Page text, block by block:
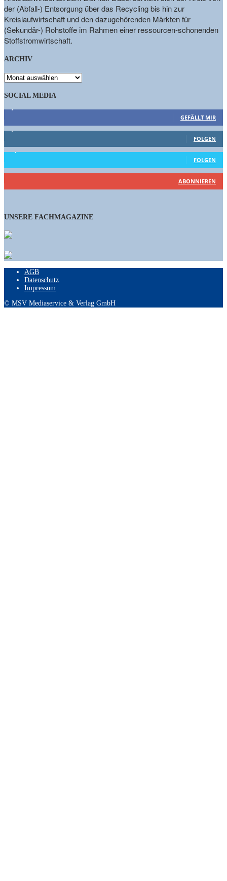
der (Abfall-) Entsorgung über das Recycling bis hin zur
Kreislaufwirtschaft und den dazugehörenden Märkten für
(Sekundär-) Rohstoffe im Rahmen einer ressourcen-schonenden
Stoffstromwirtschaft.
ARCHIV
ARCHIV
SOCIAL MEDIA
GEFÄLLT MIR
1,662 Follower
FOLGEN
15,658 Follower
FOLGEN
460 Abonnenten
ABONNIEREN
UNSERE FACHMAGAZINE
AGB
Datenschutz
Impressum
© MSV Mediaservice & Verlag GmbH